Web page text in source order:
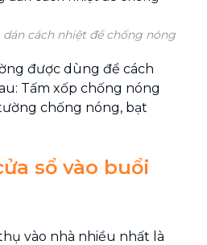
cách nhiệt để chống nóng
được dùng để cách
Tấm xốp chống nóng
chống nóng, bạt
sổ vào buổi
vào nhà nhiều nhất là